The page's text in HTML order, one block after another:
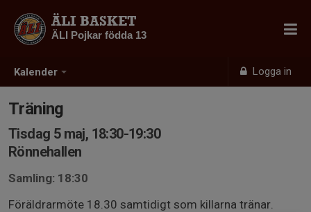
Kalender Logga in
ÄLI BASKET
ÄLI Pojkar födda 13
Träning
Tisdag 5 maj, 18:30-19:30
Rönnehallen
Samling: 18:30
Föräldrarmöte 18.30 samtidigt som killarna tränar.